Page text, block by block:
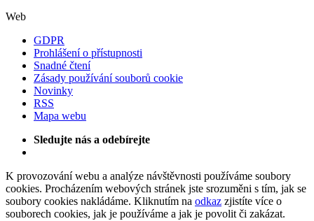
Web
GDPR
Prohlášení o přístupnosti
Snadné čtení
Zásady používání souborů cookie
Novinky
RSS
Mapa webu
Sledujte nás a odebírejte
K provozování webu a analýze návštěvnosti používáme soubory
cookies. Procházením webových stránek jste srozuměni s tím, jak se
soubory cookies nakládáme. Kliknutím na odkaz zjistíte více o
souborech cookies, jak je používáme a jak je povolit či zakázat.